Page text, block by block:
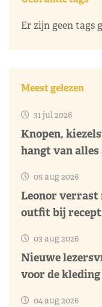
Er zijn geen tags
Meest gelezen
31 jul 2026
Knopen,
hangt van alles
05 aug 2026
Leonor verrast
outfit bij
03 aug 2026
Nieuwe
voor de
04 aug 2026